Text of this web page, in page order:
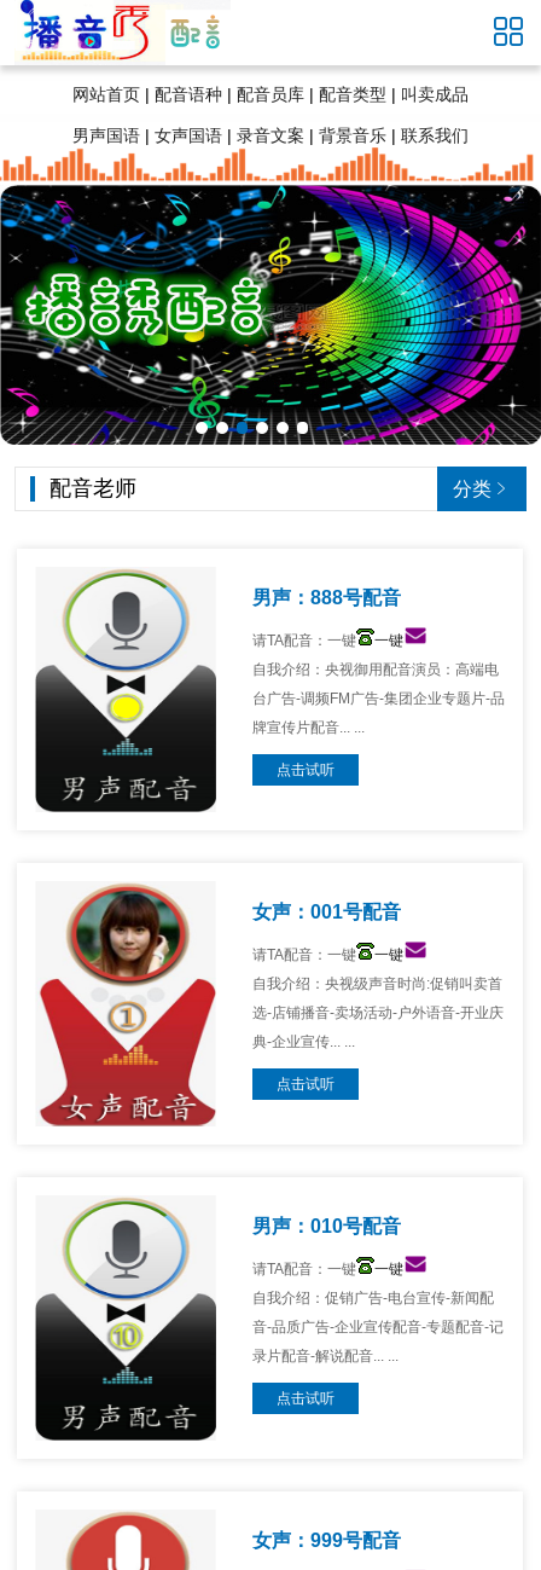

网站首页 | 配音语种 | 配音员库 | 配音类型 | 叫卖成品
男声国语 | 女声国语 | 录音文案 | 背景音乐 | 联系我们
配音老师 分类 
男声：888号配音
请TA配音：一键
一键
自我介绍：央视御用配音演员：高端电
台广告-调频FM广告-集团企业专题片-品
牌宣传片配音... ...
点击试听
女声：001号配音
请TA配音：一键
一键
自我介绍：央视级声音时尚:促销叫卖首
选-店铺播音-卖场活动-户外语音-开业庆
典-企业宣传... ...
点击试听
男声：010号配音
请TA配音：一键
一键
自我介绍：促销广告-电台宣传-新闻配
音-品质广告-企业宣传配音-专题配音-记
录片配音-解说配音... ...
点击试听
女声：999号配音